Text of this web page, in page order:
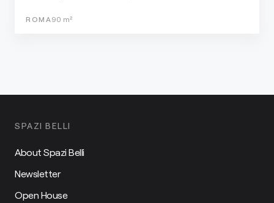
ROMA 90 m²
SPAZI BELLI
About Spazi Belli
Newsletter
Open House